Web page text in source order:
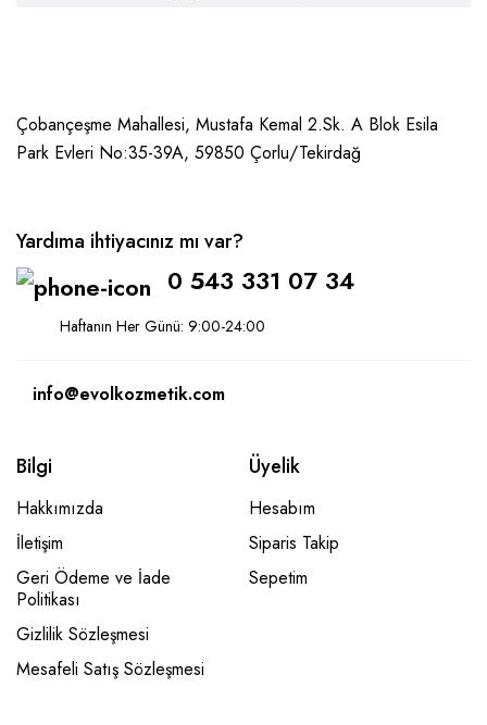
Çobançeşme Mahallesi, Mustafa Kemal 2.Sk. A Blok Esila
Park Evleri No:35-39A, 59850 Çorlu/Tekirdağ
Yardıma ihtiyacınız mı var?
0 543 331 07 34
Haftanın Her Günü: 9:00-24:00
info@evolkozmetik.com
Bilgi
Hakkımızda
İletişim
Geri Ödeme ve İade
Politikası
Gizlilik Sözleşmesi
Mesafeli Satış Sözleşmesi
Üyelik
Hesabım
Siparis Takip
Sepetim